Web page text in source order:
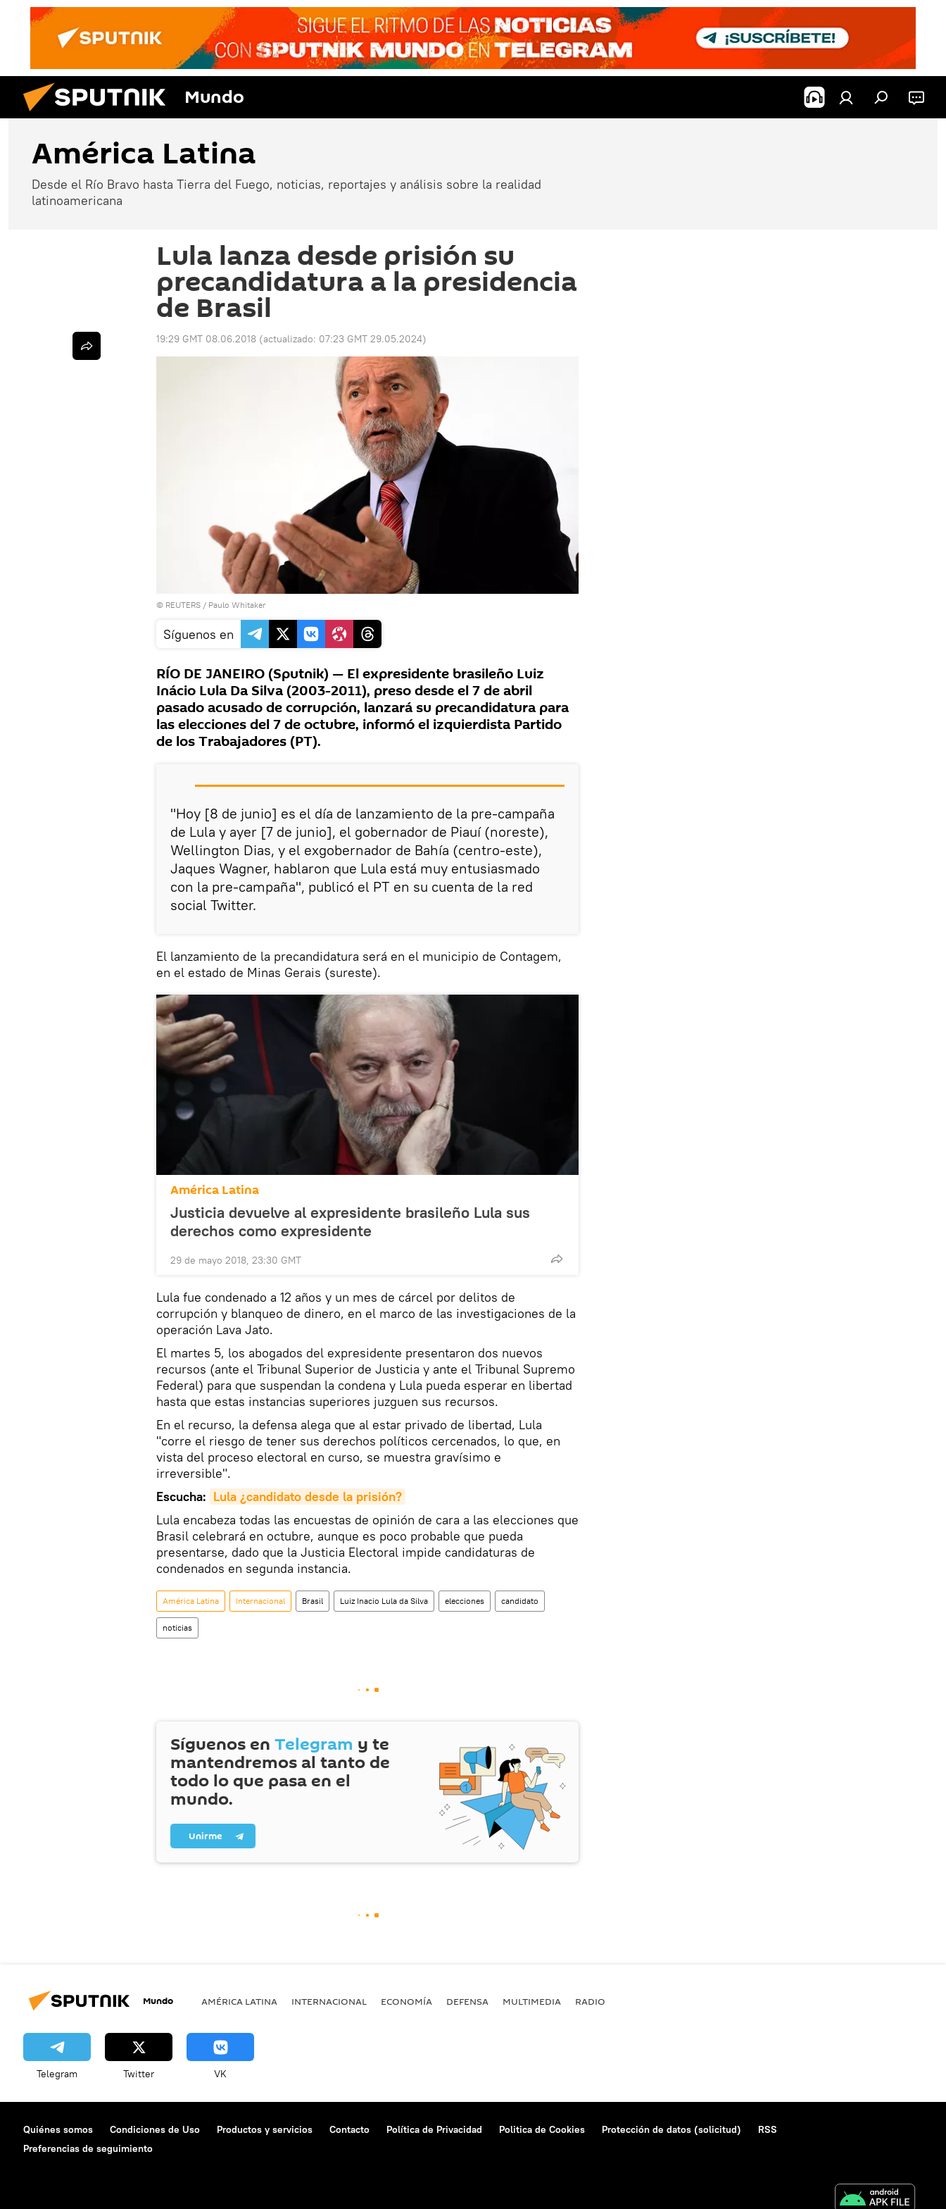
Mundo
América Latina
Desde el Río Bravo hasta Tierra del Fuego, noticias, reportajes y análisis sobre la realidad
latinoamericana
Lula lanza desde prisión su
precandidatura a la presidencia
de Brasil
19:29 GMT 08.06.2018 (actualizado: 07:23 GMT 29.05.2024)
© REUTERS / Paulo Whitaker
Síguenos en
RÍO DE JANEIRO (Sputnik) — El expresidente brasileño Luiz
Inácio Lula Da Silva (2003-2011), preso desde el 7 de abril
pasado acusado de corrupción, lanzará su precandidatura para
las elecciones del 7 de octubre, informó el izquierdista Partido
de los Trabajadores (PT).
"Hoy [8 de junio] es el día de lanzamiento de la pre-campaña
de Lula y ayer [7 de junio], el gobernador de Piauí (noreste),
Wellington Dias, y el exgobernador de Bahía (centro-este),
Jaques Wagner, hablaron que Lula está muy entusiasmado
con la pre-campaña", publicó el PT en su cuenta de la red
social Twitter.
El lanzamiento de la precandidatura será en el municipio de Contagem,
en el estado de Minas Gerais (sureste).
América Latina
Justicia devuelve al expresidente brasileño Lula sus
derechos como expresidente
29 de mayo 2018, 23:30 GMT
Lula fue condenado a 12 años y un mes de cárcel por delitos de
corrupción y blanqueo de dinero, en el marco de las investigaciones de la
operación Lava Jato.
El martes 5, los abogados del expresidente presentaron dos nuevos
recursos (ante el Tribunal Superior de Justicia y ante el Tribunal Supremo
Federal) para que suspendan la condena y Lula pueda esperar en libertad
hasta que estas instancias superiores juzguen sus recursos.
En el recurso, la defensa alega que al estar privado de libertad, Lula
"corre el riesgo de tener sus derechos políticos cercenados, lo que, en
vista del proceso electoral en curso, se muestra gravísimo e
irreversible".
Escucha: Lula ¿candidato desde la prisión?
Lula encabeza todas las encuestas de opinión de cara a las elecciones que
Brasil celebrará en octubre, aunque es poco probable que pueda
presentarse, dado que la Justicia Electoral impide candidaturas de
condenados en segunda instancia.
América Latina Internacional Brasil Luiz Inacio Lula da Silva elecciones candidato
noticias
Síguenos en Telegram y te
mantendremos al tanto de
todo lo que pasa en el
mundo.
Unirme
Mundo AMÉRICA LATINA INTERNACIONAL ECONOMÍA DEFENSA MULTIMEDIA RADIO
Telegram Twitter VK
Quiénes somos Condiciones de Uso Productos y servicios Contacto Política de Privacidad Politica de Cookies Protección de datos (solicitud)
RSS
Preferencias de seguimiento